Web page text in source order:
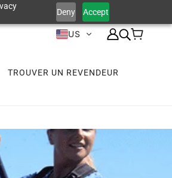
Deny Accept
US
TROUVER UN REVENDEUR